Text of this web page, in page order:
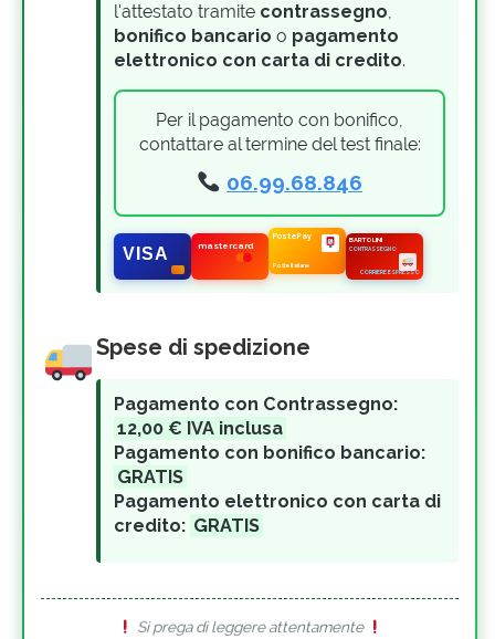
l'attestato tramite contrassegno,
bonifico bancario o pagamento
elettronico con carta di credito.
Per il pagamento con bonifico,
contattare al termine del test finale:
06.99.68.846
VISA mastercard PostePay BARTOLINI
CONTRASSEGNO
CORRIERE ESPRESSO
Spese di spedizione
Pagamento con Contrassegno:
12,00 € IVA inclusa
Pagamento con bonifico bancario:
GRATIS
Pagamento elettronico con carta di
credito: GRATIS
Si prega di leggere attentamente